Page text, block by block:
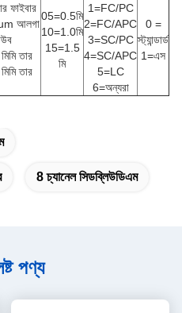
ফাইবার
আলগা
তার
তার
05=0.5মি
10=1.0মি
15=1.5
মি
1=FC/PC
2=FC/APC
3=SC/PC
4=SC/APC
5=LC
6=অন্যরা
0 =
স্ট্যান্ডার্ড
1=এস
8 চ্যানেল সিডব্লিউডিএম
পণ্য